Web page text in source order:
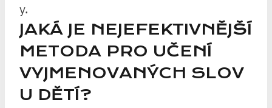
y.
JAKÁ JE NEJEFEKTIVNĚJŠÍ
METODA PRO UČENÍ
VYJMENOVANÝCH SLOV
U DĚTÍ?